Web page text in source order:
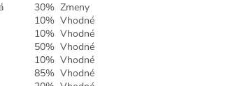
30% Zmeny
10% Vhodné
10% Vhodné
50% Vhodné
10% Vhodné
85% Vhodné